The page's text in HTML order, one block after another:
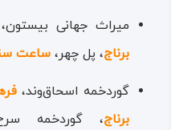
میراث جهانی بیستون،
برناج، پل چهر، ساعت
گوردخمه اسحاق‌وند،
برناج، گوردخمه